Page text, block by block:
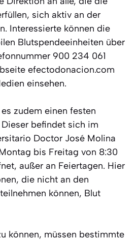
sich aktiv an der
Interessierte können die
Blutspendeeinheiten über
900 234 061
efectodonacion.com
einsehen.
zudem einen festen
befindet sich im
Doctor José Molina
bis Freitag von 8:30
außer an Feiertagen. Hier
die nicht an den
können, Blut
können, müssen bestimmte